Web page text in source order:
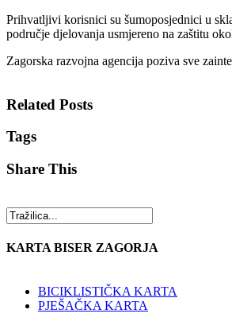
Prihvatljivi korisnici su šumoposjednici u
područje djelovanja usmjereno na zaštitu
Zagorska razvojna agencija poziva sve
Related Posts
Tags
Share This
KARTA BISER ZAGORJA
BICIKLISTIČKA KARTA
PJEŠAČKA KARTA